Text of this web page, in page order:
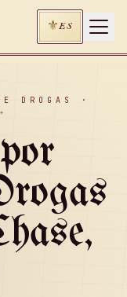
⚜ES
DROGAS ·
✦